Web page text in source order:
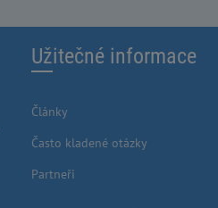
Užitečné informace
Články
Často kladené otázky
Partneři